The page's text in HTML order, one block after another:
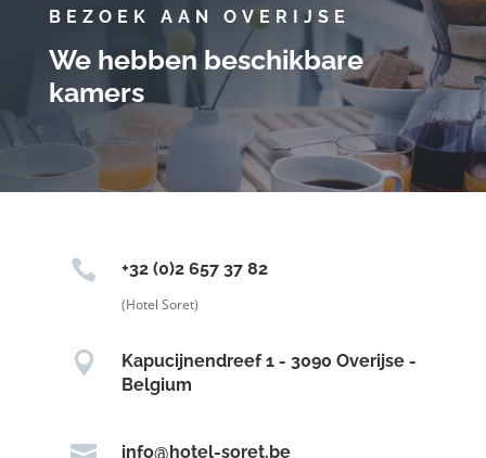
BEZOEK AAN OVERIJSE
We hebben beschikbare
kamers
 +32 (0)2 657 37 82
(Hotel Soret)

Kapucijnendreef 1 - 3090 Overijse -
Belgium
info@hotel-soret.be